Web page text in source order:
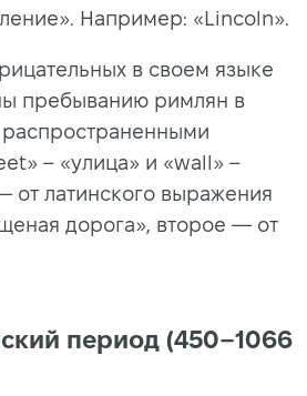
Например: «Lincoln».
в своем языке
пребыванию римлян в
– «улица» и «wall» –
от латинского выражения
дорога», второе — от
период (450–1066